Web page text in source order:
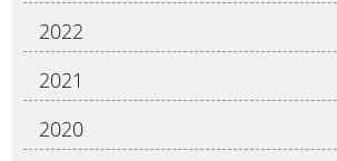
2022
2021
2020